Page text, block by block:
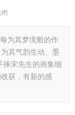
为其梦境般的作
其气韵生动、墨
宋先生的画集细
获，有新的感